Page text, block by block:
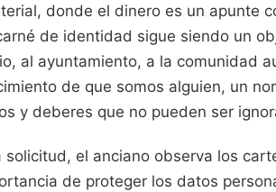
donde el dinero es un apunte
de identidad sigue siendo un
al ayuntamiento, a la comunidad
de que somos alguien, un
y deberes que no pueden ser
el anciano observa los
de proteger los datos